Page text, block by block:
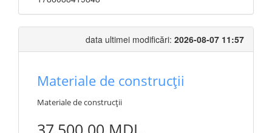
data ultimei modificări: 2026-08-07 11:57
Materiale de construcții
Materiale de construcții